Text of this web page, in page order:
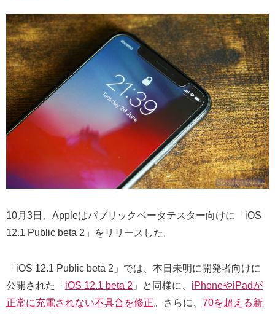
10月3日、Appleはパブリックベータテスター向けに「iOS
12.1 Public beta 2」をリリースした。
「iOS 12.1 Public beta 2」では、本日未明に開発者向けに
公開された「 iOS 12.1 beta 2 」と同様に、 iPhoneやiPadが
正常に充電されない不具合を修正。さらに、 70を超える新